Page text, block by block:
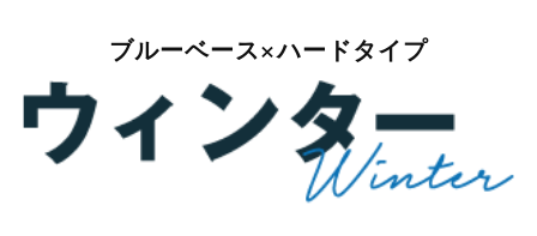
ブルーベース×ハードタイプ